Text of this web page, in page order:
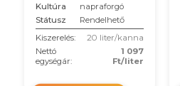
Kultúra
napraforgó
Státusz
Rendelhető
Kiszerelés:
20 liter/kanna
Nettó
egységár:
1 097
Ft/liter